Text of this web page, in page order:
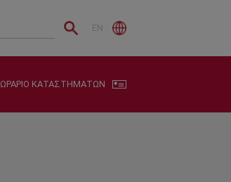
EN
ΩΡΑΡΙΟ ΚΑΤΑΣΤΗΜΑΤΩΝ